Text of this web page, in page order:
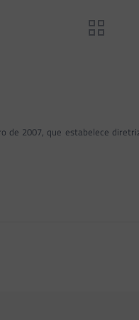
de 2007, que estabelece